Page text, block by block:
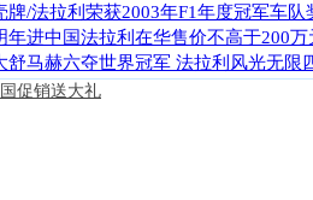
牌/法拉利荣获2003年F1年度冠军车队
年进中国法拉利在华售价不高于200万
舒马赫六夺世界冠军 法拉利风光无限
促销送大礼